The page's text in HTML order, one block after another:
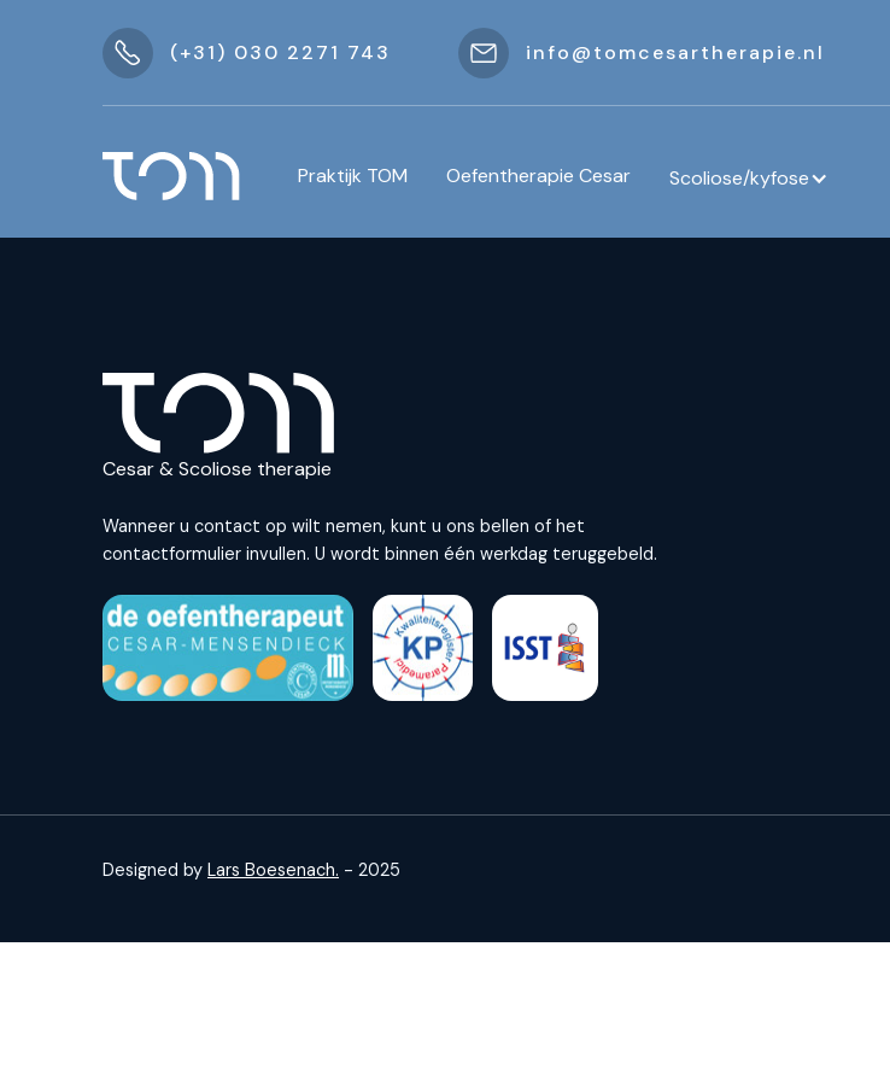
(+31) 030 2271 743 info@tomcesartherapie.nl
Praktijk TOM Oefentherapie Cesar Scoliose/kyfose
Cesar & Scoliose therapie
Wanneer u contact op wilt nemen, kunt u ons bellen of het
contactformulier invullen. U wordt binnen één werkdag teruggebeld.
Designed by Lars Boesenach. - 2025